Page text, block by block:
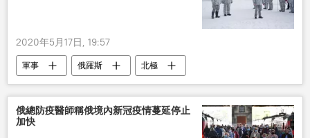
2020年5月17日, 19:57
軍事 俄羅斯 北極
俄總防疫醫師稱俄境內新冠疫情蔓延停止
加快